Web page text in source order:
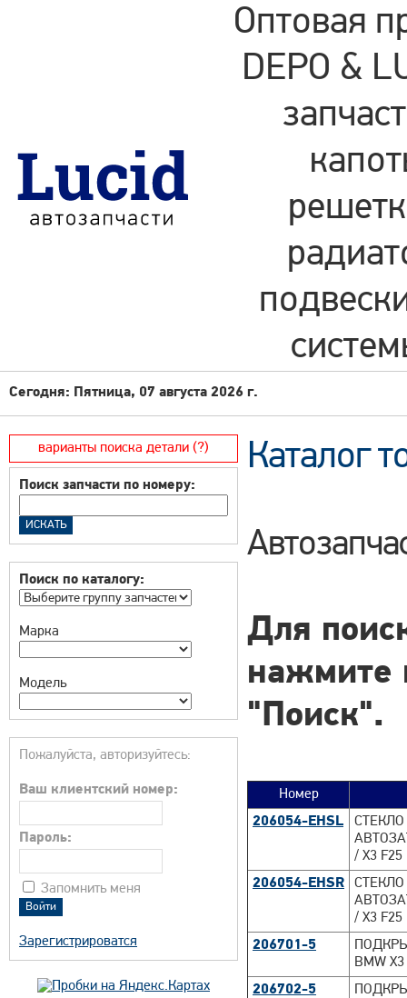
Оптовая
DEPO &
Сегодня: Пятница, 07 августа 2026 г.
варианты поиска детали (?)
Поиск запчасти по номеру:
Поиск по каталогу:
Марка
Модель
Пожалуйста, авторизуйтесь:
Ваш клиентский номер:
Пароль:
Запомнить меня
Зарегистрироватся
Каталог
Для
нажмите
"Поиск".
Номер
206054-EHSL
/ X3 F25
206054-EHSR
/ X3 F25
206701-5
BMW
206702-5